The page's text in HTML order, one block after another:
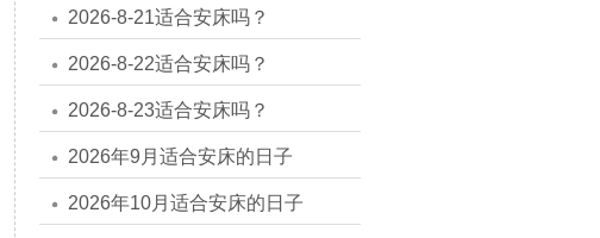
2026-8-21适合安床吗？
2026-8-22适合安床吗？
2026-8-23适合安床吗？
2026年9月适合安床的日子
2026年10月适合安床的日子